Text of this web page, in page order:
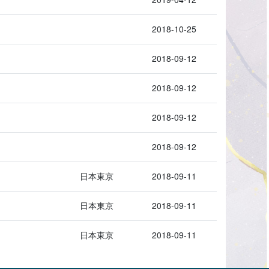
2018-10-25
2018-09-12
2018-09-12
2018-09-12
2018-09-12
日本東京 2018-09-11
日本東京 2018-09-11
日本東京 2018-09-11